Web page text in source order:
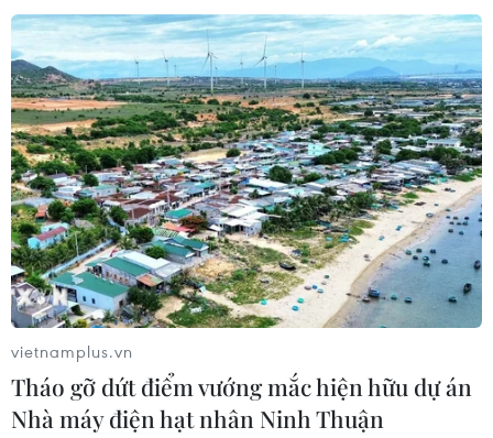
TIN CÙNG CHUYÊN MỤC
Ớt nhập khẩu từ Mexico khiến hàng
trăm người tiêu dùng Mỹ nhiễm
khuẩn Salmonella
07/08/2026 00:43
Nước thải từ máy bay có thể giúp
phát hiện sớm nguy cơ đại dịch
06/08/2026 22:30
vietnamplus.vn
Tháo gỡ dứt điểm vướng mắc hiện hữu dự án
Nhà máy điện hạt nhân Ninh Thuận